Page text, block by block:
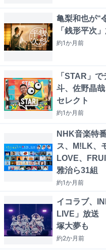
亀梨和也が“
「銭形平次
約1か月前
「STAR」
斗、佐野晶
セレクト
約1か月前
NHK音楽特
ス、M!LK、
LOVE、
雅治ら31組
約1か月前
イコラブ、
LIVE」放送
塚大夢も
約2か月前